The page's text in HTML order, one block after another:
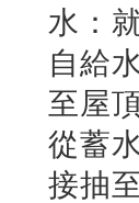
水：
自給
至屋
從蓄
接抽